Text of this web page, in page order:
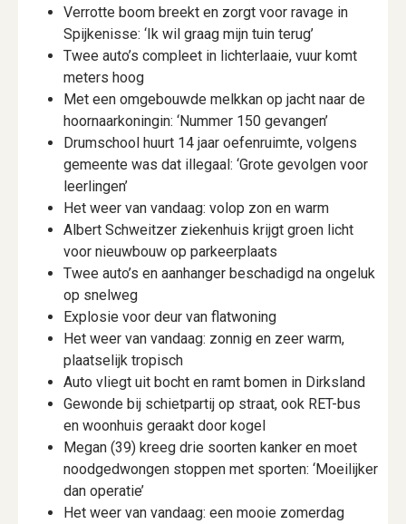
Verrotte boom breekt en zorgt voor ravage in
Spijkenisse: ‘Ik wil graag mijn tuin terug’
Twee auto’s compleet in lichterlaaie, vuur komt
meters hoog
Met een omgebouwde melkkan op jacht naar de
hoornaarkoningin: ‘Nummer 150 gevangen’
Drumschool huurt 14 jaar oefenruimte, volgens
gemeente was dat illegaal: ‘Grote gevolgen voor
leerlingen’
Het weer van vandaag: volop zon en warm
Albert Schweitzer ziekenhuis krijgt groen licht
voor nieuwbouw op parkeerplaats
Twee auto’s en aanhanger beschadigd na ongeluk
op snelweg
Explosie voor deur van flatwoning
Het weer van vandaag: zonnig en zeer warm,
plaatselijk tropisch
Auto vliegt uit bocht en ramt bomen in Dirksland
Gewonde bij schietpartij op straat, ook RET-bus
en woonhuis geraakt door kogel
Megan (39) kreeg drie soorten kanker en moet
noodgedwongen stoppen met sporten: ‘Moeilijker
dan operatie’
Het weer van vandaag: een mooie zomerdag